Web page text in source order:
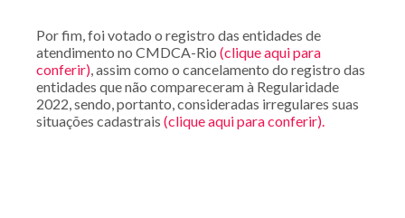
Por fim, foi votado o registro das entidades de
atendimento no CMDCA-Rio (clique aqui para
conferir), assim como o cancelamento do registro das
entidades que não compareceram à Regularidade
2022, sendo, portanto, consideradas irregulares suas
situações cadastrais (clique aqui para conferir).